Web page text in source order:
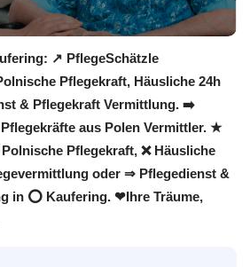
↗️ PflegeSchätzle
Pflegekraft, Häusliche 24h
& Pflegekraft Vermittlung. ➡️
aus Polen Vermittler. ★
Pflegekraft, ❌ Häusliche
oder ⇒ Pflegedienst &
in ⭕ Kaufering. ❤Ihre Träume,